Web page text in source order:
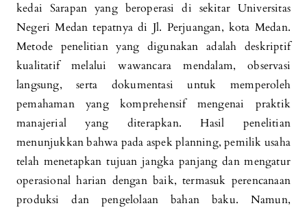
kedai Sarapan yang beroperasi di sekitar Universitas
Negeri Medan tepatnya di Jl. Perjuangan, kota Medan.
Metode penelitian yang digunakan adalah deskriptif
kualitatif melalui wawancara mendalam, observasi
langsung, serta dokumentasi untuk memperoleh
pemahaman yang komprehensif mengenai praktik
manajerial yang diterapkan. Hasil penelitian
menunjukkan bahwa pada aspek planning, pemilik usaha
telah menetapkan tujuan jangka panjang dan mengatur
operasional harian dengan baik, termasuk perencanaan
produksi dan pengelolaan bahan baku. Namun,